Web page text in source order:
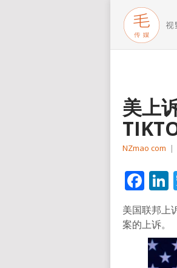
美上
NZmao com |
美国联邦上
案的上诉。